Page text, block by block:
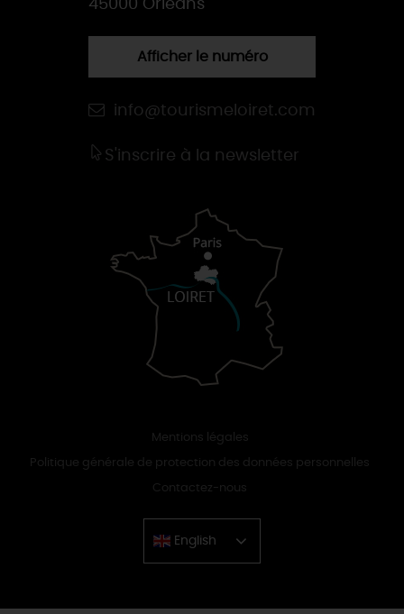
45000 Orléans
Afficher le numéro
info@tourismeloiret.com
S'inscrire à la newsletter
Mentions légales
Politique générale de protection des données personnelles
Contactez-nous
English
Chinese